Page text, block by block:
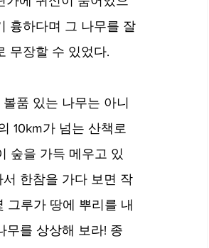
흉하다며 그 나무를 잘
무장할 수 있었다.
품 있는 나무는 아니
10km가 넘는 산책로
숲을 가득 메우고 있
한참을 가다 보면 작
그루가 땅에 뿌리를 내
무를 상상해 보라! 종